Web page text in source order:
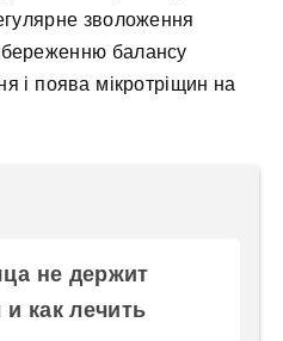
зволоження
балансу
і поява мікротріщин на
не держит
как лечить